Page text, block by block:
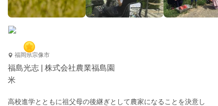
福岡県宗像市
福島光志 | 株式会社農業福島園
米
高校進学とともに祖父母の後継ぎとして農家になることを決意し